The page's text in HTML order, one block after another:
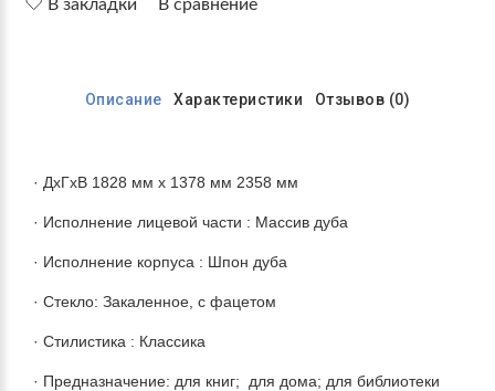
В закладки В сравнение
Описание Характеристики Отзывов (0)
· ДхГхВ 1828 мм х 1378 мм 2358 мм
· Исполнение лицевой части : Массив дуба
· Исполнение корпуса : Шпон дуба
· Стекло: Закаленное, с фацетом
· Стилистика : Классика
· Предназначение: для книг; для дома; для библиотеки